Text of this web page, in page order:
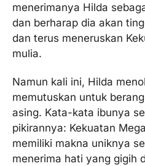
menerimanya Hilda
dan berharap dia akan
dan terus meneruskan
mulia.
Namun kali ini, Hilda
memutuskan untuk
asing. Kata-kata ibunya
pikirannya: Kekuatan
memiliki makna uniknya
menerima hati yang gigih